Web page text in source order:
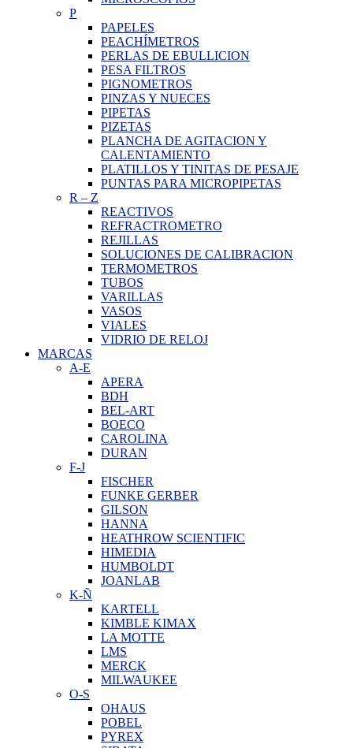
P
PAPELES
PEACHÍMETROS
PERLAS DE EBULLICION
PESA FILTROS
PIGNOMETROS
PINZAS Y NUECES
PIPETAS
PIZETAS
PLANCHA DE AGITACION Y
CALENTAMIENTO
PLATILLOS Y TINITAS DE PESAJE
PUNTAS PARA MICROPIPETAS
R – Z
REACTIVOS
REFRACTROMETRO
REJILLAS
SOLUCIONES DE CALIBRACION
TERMOMETROS
TUBOS
VARILLAS
VASOS
VIALES
VIDRIO DE RELOJ
MARCAS
A-E
APERA
BDH
BEL-ART
BOECO
CAROLINA
DURAN
F-J
FISCHER
FUNKE GERBER
GILSON
HANNA
HEATHROW SCIENTIFIC
HIMEDIA
HUMBOLDT
JOANLAB
K-Ñ
KARTELL
KIMBLE KIMAX
LA MOTTE
LMS
MERCK
MILWAUKEE
O-S
OHAUS
POBEL
PYREX